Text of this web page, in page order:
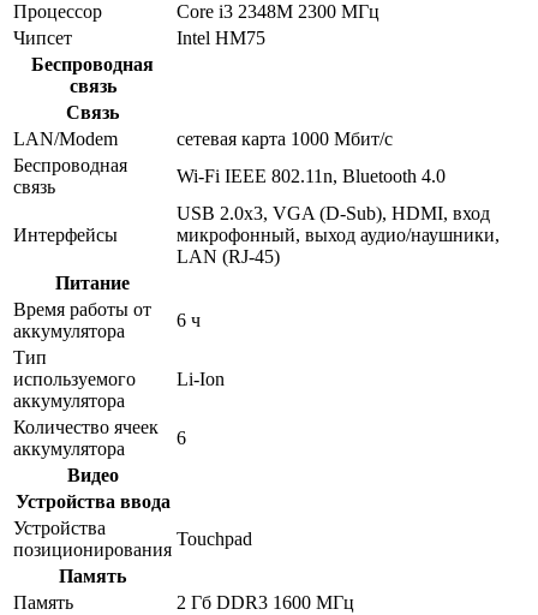
Процессор
Core i3 2348M 2300 МГц
Чипсет
Intel HM75
Беспроводная
связь
Связь
LAN/Modem
сетевая карта 1000 Мбит/c
Беспроводная
связь
Wi-Fi IEEE 802.11n, Bluetooth 4.0
Интерфейсы
USB 2.0x3, VGA (D-Sub), HDMI, вход
микрофонный, выход аудио/наушники,
LAN (RJ-45)
Питание
Время работы от
аккумулятора
6 ч
Тип
используемого
аккумулятора
Li-Ion
Количество ячеек
аккумулятора
6
Видео
Устройства ввода
Устройства
позиционирования
Touchpad
Память
Память
2 Гб DDR3 1600 МГц